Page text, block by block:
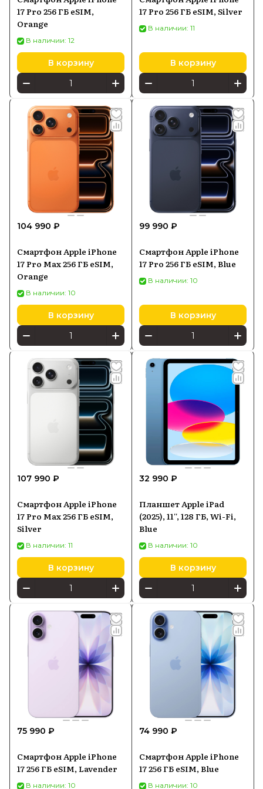
17 Pro 256 ГБ eSIM,
Orange
В наличии: 12
В корзину
17 Pro 256 ГБ eSIM, Silver
В наличии: 11
В корзину
104 990 ₽
Смартфон Apple iPhone
17 Pro Max 256 ГБ eSIM,
Orange
В наличии: 10
В корзину
99 990 ₽
Смартфон Apple iPhone
17 Pro 256 ГБ eSIM, Blue
В наличии: 10
В корзину
107 990 ₽
Смартфон Apple iPhone
17 Pro Max 256 ГБ eSIM,
Silver
В наличии: 11
В корзину
32 990 ₽
Планшет Apple iPad
(2025), 11'', 128 ГБ, Wi-Fi,
Blue
В наличии: 10
В корзину
75 990 ₽
Смартфон Apple iPhone
17 256 ГБ eSIM, Lavender
В наличии: 10
74 990 ₽
Смартфон Apple iPhone
17 256 ГБ eSIM, Blue
В наличии: 10